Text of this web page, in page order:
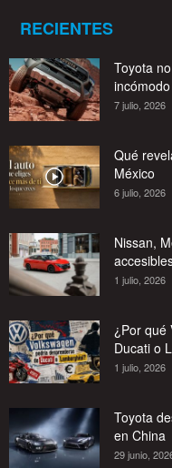
RECIENTES
Toyota
incómodo
7 julio, 2026
Qué
México
6 julio, 2026
Nissan,
1 julio, 2026
¿Por qué
Ducati o
1 julio, 2026
Toyota
en China
29 junio,